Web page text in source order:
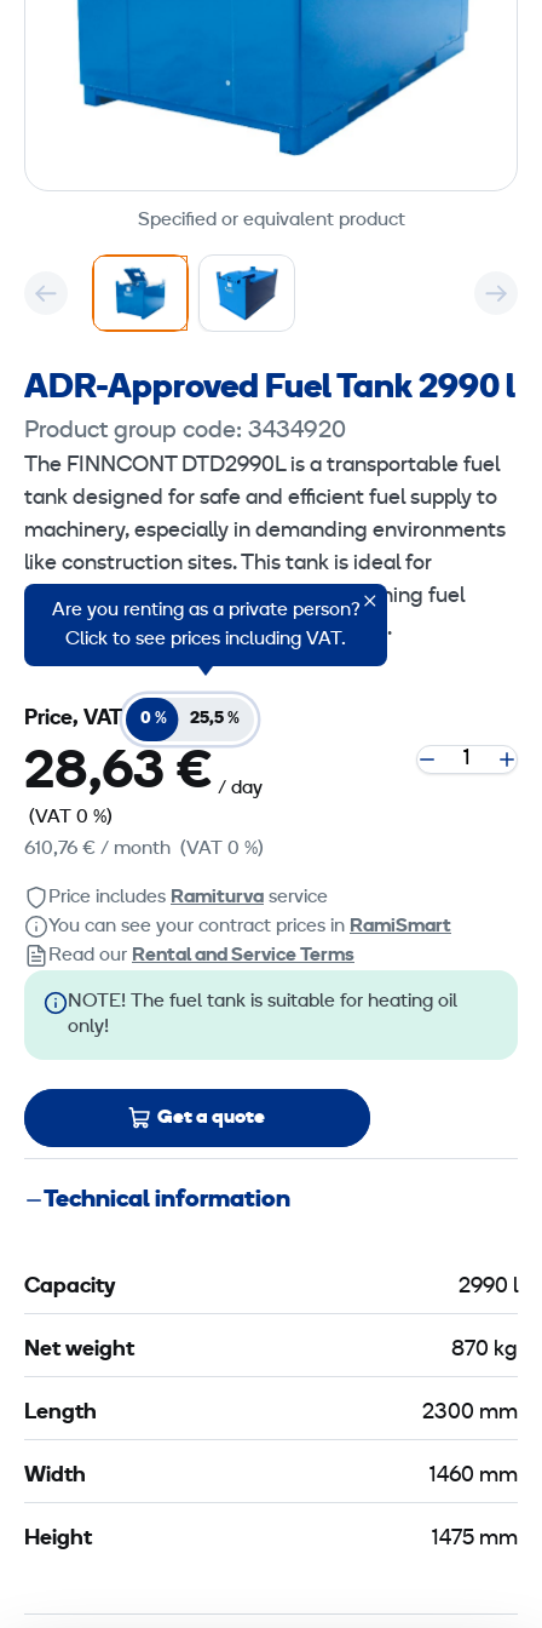
Specified or equivalent product
ADR-Approved Fuel Tank 2990 l
Product group code: 3434920
The FINNCONT DTD2990L is a transportable fuel
tank designed for safe and efficient fuel supply to
machinery, especially in demanding environments
like construction sites. This tank is ideal for
refueling work machines and maintaining fuel
supply in remote or mobile operations.
Are you renting as a private person?
Click to see prices including VAT.
Price, VAT 0 % 25,5 %
28,63 € / day
(VAT 0 %)
610,76 € / month (VAT 0 %)
Price includes Ramiturva service
You can see your contract prices in RamiSmart
Read our Rental and Service Terms
NOTE! The fuel tank is suitable for heating oil
only!
Get a quote
Technical information
Capacity 2990 l
Net weight 870 kg
Length 2300 mm
Width 1460 mm
Height 1475 mm